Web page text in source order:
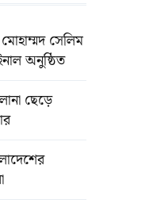
সেলিম
অনুষ্ঠিত
ছেড়ে